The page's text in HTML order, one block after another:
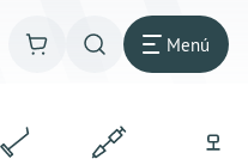
Menú